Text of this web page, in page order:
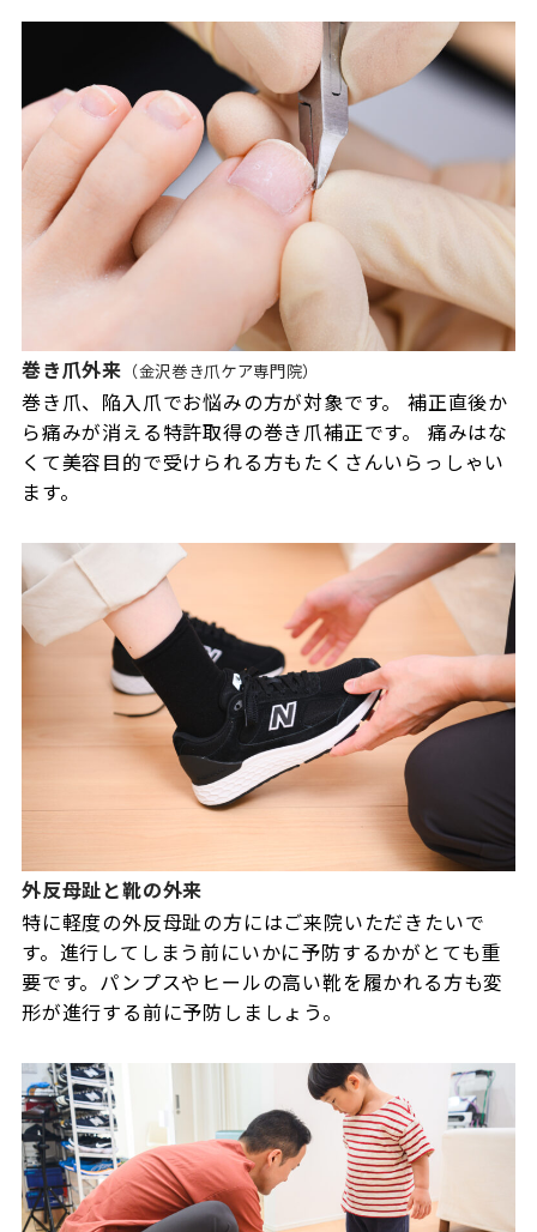
巻き爪外来 （金沢巻き爪ケア専門院）
巻き爪、陥入爪でお悩みの方が対象です。 補正直後か
ら痛みが消える特許取得の巻き爪補正です。 痛みはな
くて美容目的で受けられる方もたくさんいらっしゃい
ます。
外反母趾と靴の外来
特に軽度の外反母趾の方にはご来院いただきたいで
す。進行してしまう前にいかに予防するかがとても重
要です。パンプスやヒールの高い靴を履かれる方も変
形が進行する前に予防しましょう。